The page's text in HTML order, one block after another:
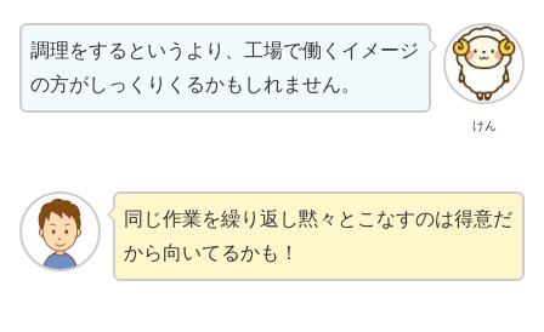
けん
調理をするというより、工場で働くイメージ
の方がしっくりくるかもしれません。
同じ作業を繰り返し黙々とこなすのは得意だ
から向いてるかも！